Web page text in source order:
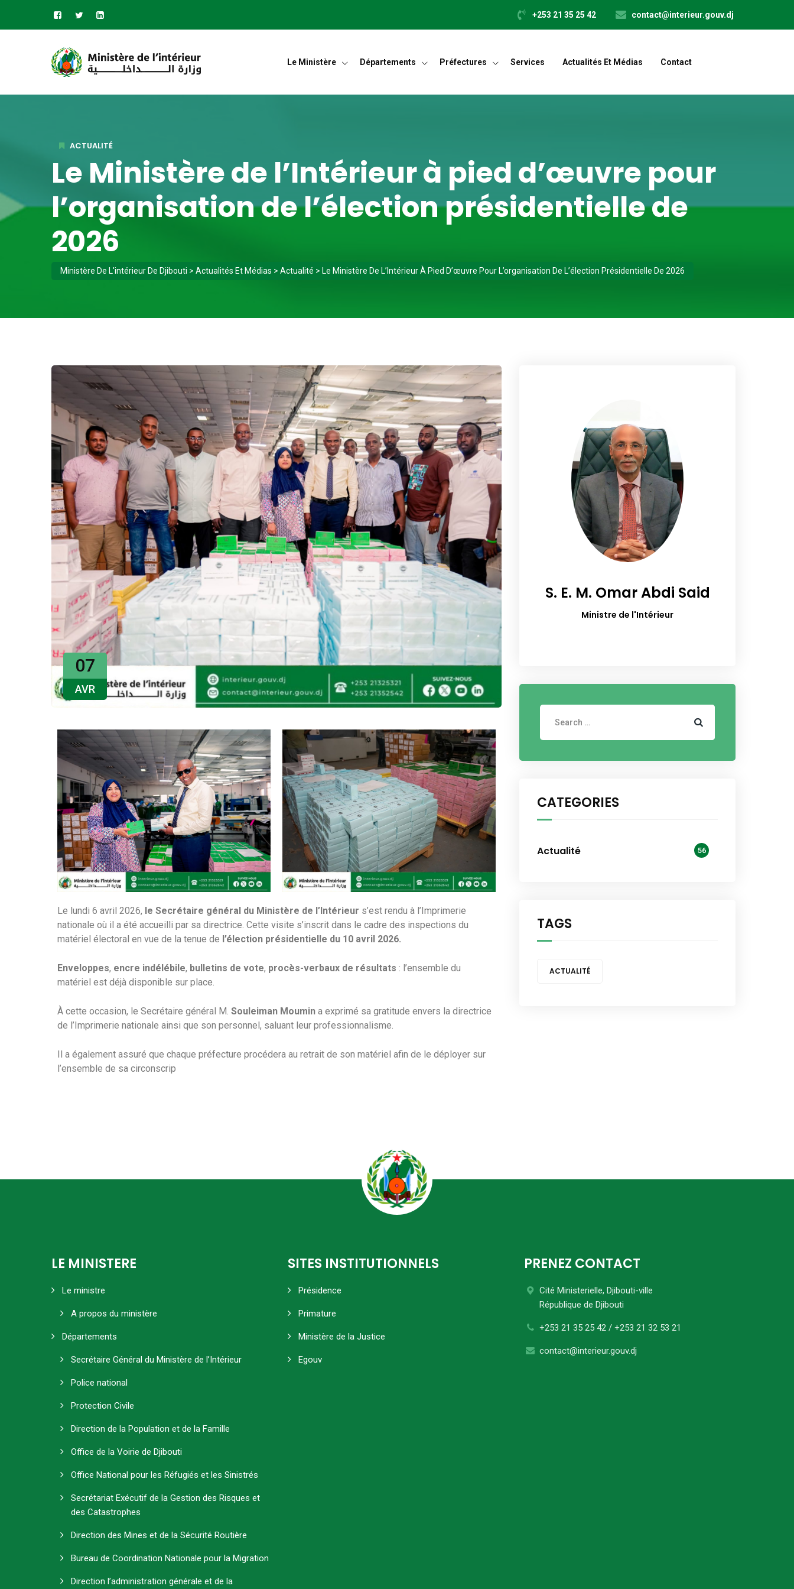
+253 21 35 25 42 contact@interieur.gouv.dj
Le Ministère Départements Préfectures Services Actualités Et Médias Contact
ACTUALITÉ
Le Ministère de l’Intérieur à pied d’œuvre pour
l’organisation de l’élection présidentielle de
2026
Ministère De L'intérieur De Djibouti > Actualités Et Médias > Actualité > Le Ministère De L’Intérieur À Pied D’œuvre Pour L’organisation De L’élection Présidentielle De 2026
07
AVR
Le lundi 6 avril 2026, le Secrétaire général du Ministère de l’Intérieur s’est rendu à l’Imprimerie
nationale où il a été accueilli par sa directrice. Cette visite s’inscrit dans le cadre des inspections du
matériel électoral en vue de la tenue de l’élection présidentielle du 10 avril 2026.
Enveloppes, encre indélébile, bulletins de vote, procès-verbaux de résultats : l’ensemble du
matériel est déjà disponible sur place.
À cette occasion, le Secrétaire général M. Souleiman Moumin a exprimé sa gratitude envers la directrice
de l’Imprimerie nationale ainsi que son personnel, saluant leur professionnalisme.
Il a également assuré que chaque préfecture procédera au retrait de son matériel afin de le déployer sur
l’ensemble de sa circonscrip
S. E. M. Omar Abdi Said
Ministre de l'Intérieur
CATEGORIES
Actualité 56
TAGS
ACTUALITÉ
LE MINISTERE
Le ministre
A propos du ministère
Départements
Secrétaire Général du Ministère de l’Intérieur
Police national
Protection Civile
Direction de la Population et de la Famille
Office de la Voirie de Djibouti
Office National pour les Réfugiés et les Sinistrés
Secrétariat Exécutif de la Gestion des Risques et
des Catastrophes
Direction des Mines et de la Sécurité Routière
Bureau de Coordination Nationale pour la Migration
Direction l’administration générale et de la
SITES INSTITUTIONNELS
Présidence
Primature
Ministère de la Justice
Egouv
PRENEZ CONTACT
Cité Ministerielle, Djibouti-ville
République de Djibouti
+253 21 35 25 42 / +253 21 32 53 21
contact@interieur.gouv.dj